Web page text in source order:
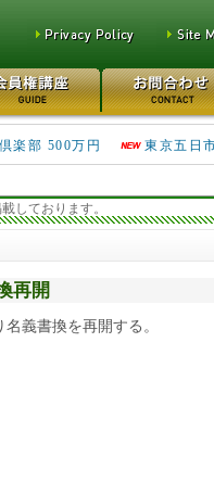
ラブ 70万円
キングフィ
楽部 500万円 東京五日
しております。
再開
義書換を再開する。